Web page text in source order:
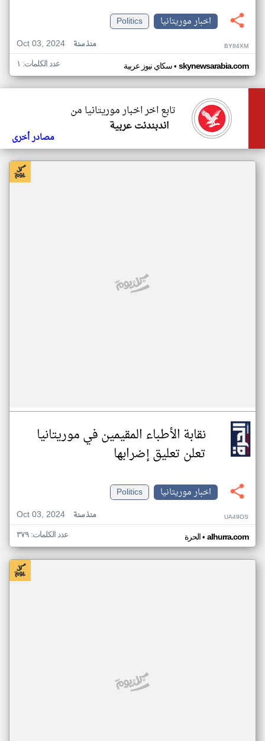
اخبار موريتانيا
Politics
Oct 03, 2024
منذ سنة BY84XM
سكاي نيوز عربية• skynewsarabia.com عدد الكلمات: ١
تابع اخر اخبار موريتانيا من
اندبندنت عربية
مصادر أخرى
نقابة الأطباء المقيمين في موريتانيا
تعلن تعليق إضرابها
اخبار موريتانيا
Politics
Oct 03, 2024
منذ سنة UA49OS
الحرة• alhurra.com عدد الكلمات: ٣٧٩